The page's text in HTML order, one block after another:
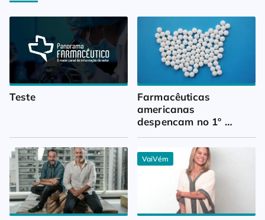
Teste
Farmacêuticas
americanas
despencam no 1º
VaiVém